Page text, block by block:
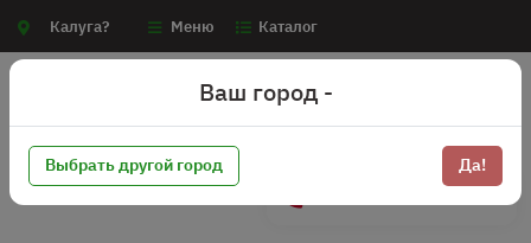
Калуга? Меню Каталог
Ваш город -
Выбрать другой город Да!